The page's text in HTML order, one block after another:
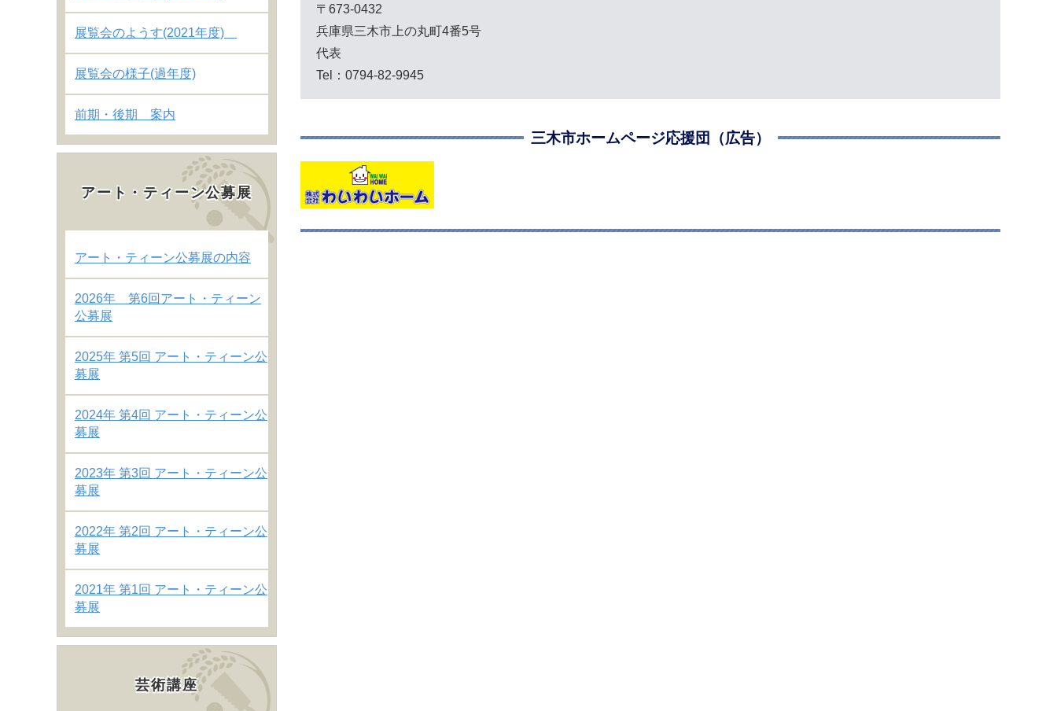
〒673-0432
兵庫県三木市上の丸町4番5号
代表
Tel：0794-82-9945
三木市ホームページ応援団（広告）
展覧会のようす(2021年度)
展覧会の様子(過年度)
前期・後期 案内
アート・ティーン公募展
アート・ティーン公募展の内容
2026年 第6回アート・ティーン
公募展
2025年 第5回 アート・ティーン公
募展
2024年 第4回 アート・ティーン公
募展
2023年 第3回 アート・ティーン公
募展
2022年 第2回 アート・ティーン公
募展
2021年 第1回 アート・ティーン公
募展
芸術講座